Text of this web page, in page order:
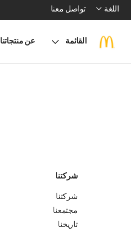
اللغة تواصل معنا
القائمة عن منتجاتنا
شركتنا
شركتنا
مجتمعنا
تاريخنا